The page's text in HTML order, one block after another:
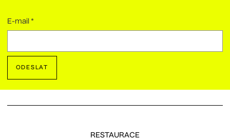
E-mail *
ODESLAT
RESTAURACE